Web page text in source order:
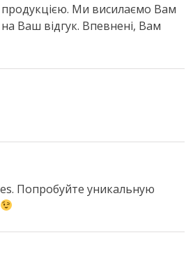
продукцією. Ми висилаємо Вам
на Ваш відгук. Впевнені, Вам
Попробуйте уникальную